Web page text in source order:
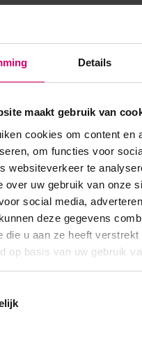
Details
maakt gebruik van
cookies om content en
om functies voor
websiteverkeer te
over uw gebruik van onze
social media,
deze gegevens
die u aan ze heeft verstrekt
op basis van uw gebruik
en anti-statische
ondanks krachtige
488
521